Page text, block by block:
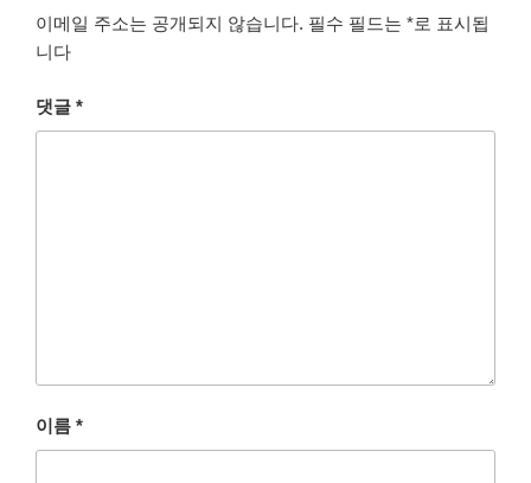
이메일 주소는 공개되지 않습니다. 필수 필드는 *로 표시됩
니다
댓글 *
이름 *